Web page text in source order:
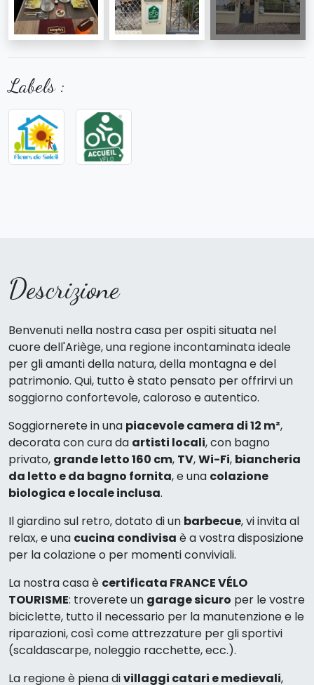
Labels :
Descrizione
Benvenuti nella nostra casa per ospiti situata nel
cuore dell'Ariège, una regione incontaminata ideale
per gli amanti della natura, della montagna e del
patrimonio. Qui, tutto è stato pensato per offrirvi un
soggiorno confortevole, caloroso e autentico.
Soggiornerete in una piacevole camera di 12 m²,
decorata con cura da artisti locali, con bagno
privato, grande letto 160 cm, TV,Wi-Fi, biancheria
da letto e da bagno fornita, e una colazione
biologica e locale inclusa.
Il giardino sul retro, dotato di un barbecue, vi invita al
relax, e una cucina condivisa è a vostra disposizione
per la colazione o per momenti conviviali.
La nostra casa è certificata FRANCE VÉLO
TOURISME: troverete un garage sicuro per le vostre
biciclette, tutto il necessario per la manutenzione e le
riparazioni, così come attrezzature per gli sportivi
(scaldascarpe, noleggio racchette, ecc.).
La regione è piena divillaggi catari e medievali,